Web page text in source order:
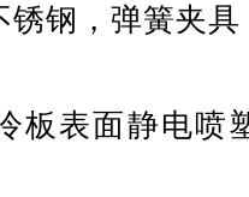
锈钢，弹簧夹
板表面静电喷